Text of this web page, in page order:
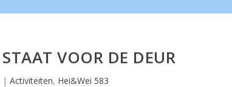
VOOR DE DEUR
| Activiteiten, Hei&Wei 583